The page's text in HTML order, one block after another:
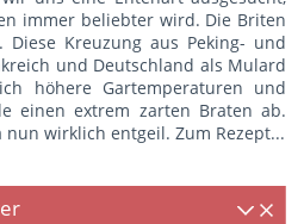
immer beliebter wird. Die Briten
Kreuzung aus Peking- und
und Deutschland als Mulard
höhere Gartemperaturen und
einen extrem zarten Braten ab.
nun wirklich entgeil. Zum Rezept...